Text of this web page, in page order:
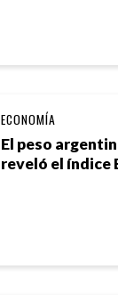
El peso
reveló el índice
ECONOMÍA